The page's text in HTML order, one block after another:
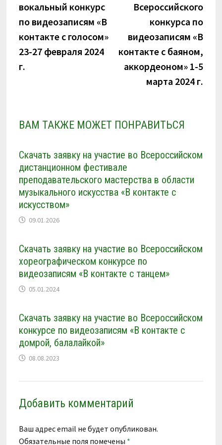
вокальный конкурс
по видеозаписям «В
контакте с голосом»
23-27 февраля 2024
г.
Всероссийского
конкурса по
видеозаписям «В
контакте с баяном,
аккордеоном» 1-5
марта 2024 г.
ВАМ ТАКЖЕ МОЖЕТ ПОНРАВИТЬСЯ
Скачать заявку на участие во Всероссийском
дистанционном фестивале
преподавательского мастерства в области
музыкального искусства «В контакте с
искусством»
09.01.2026
Скачать заявку на участие во Всероссийском
хореографическом конкурсе по
видеозаписям «В контакте с танцем»
05.01.2024
Скачать заявку на участие во Всероссийском
конкурсе по видеозаписям «В контакте с
домрой, балалайкой»
08.08.2023
Добавить комментарий
Ваш адрес email не будет опубликован.
Обязательные поля помечены *